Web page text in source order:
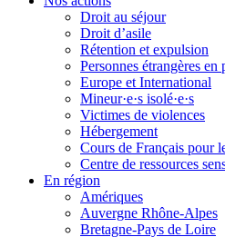
Droit au séjour
Droit d’asile
Rétention et expulsion
Personnes étrangères
Europe et International
Mineur·e·s isolé·e·s
Victimes de violences
Hébergement
Cours de Français pour
Centre de ressources
En région
Amériques
Auvergne Rhône-Alpes
Bretagne-Pays de Loire